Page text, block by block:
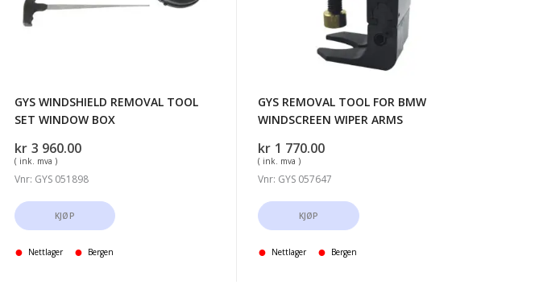
WINDOW
BOX
GYS WINDSHIELD REMOVAL TOOL
SET WINDOW BOX
kr 3 960.00
( ink. mva )
Vnr: GYS 051898
KJØP
Nettlager Bergen
WINDSCREEN
GYS REMOVAL TOOL FOR BMW
WINDSCREEN WIPER ARMS
kr 1 770.00
( ink. mva )
Vnr: GYS 057647
KJØP
Nettlager Bergen